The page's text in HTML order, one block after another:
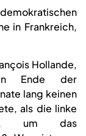
in Frankreich,
Hollande,
Ende der
lang keinen
als die linke
um das